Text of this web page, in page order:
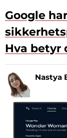
Google
Hva betyr
Nastya